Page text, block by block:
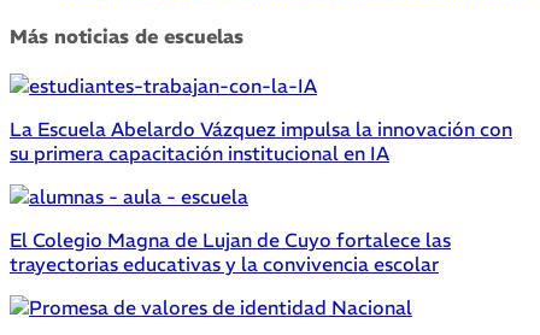
Más noticias de escuelas
La Escuela Abelardo Vázquez impulsa la innovación con
su primera capacitación institucional en IA
El Colegio Magna de Lujan de Cuyo fortalece las
trayectorias educativas y la convivencia escolar